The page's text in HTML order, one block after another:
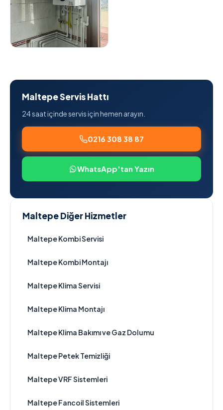
Maltepe Servis Hattı
24 saat içinde servis için hemen arayın.
0216 308 38 87
WhatsApp'tan Yazın
Maltepe Diğer Hizmetler
Maltepe Kombi Servisi
Maltepe Kombi Montajı
Maltepe Klima Servisi
Maltepe Klima Montajı
Maltepe Klima Bakımı ve Gaz Dolumu
Maltepe Petek Temizliği
Maltepe VRF Sistemleri
Maltepe Fancoil Sistemleri